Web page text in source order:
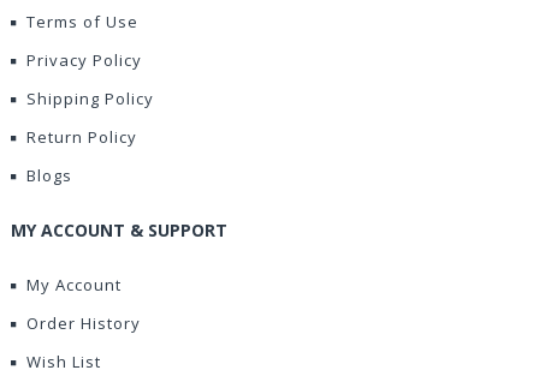
Terms of Use
Privacy Policy
Shipping Policy
Return Policy
Blogs
MY ACCOUNT & SUPPORT
My Account
Order History
Wish List